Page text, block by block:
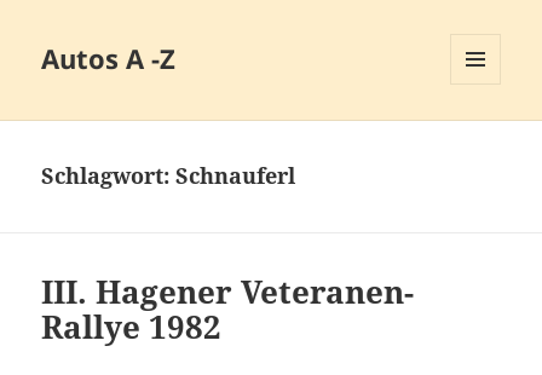
Autos A -Z
Schlagwort:Schnauferl
III. Hagener Veteranen-
Rallye 1982